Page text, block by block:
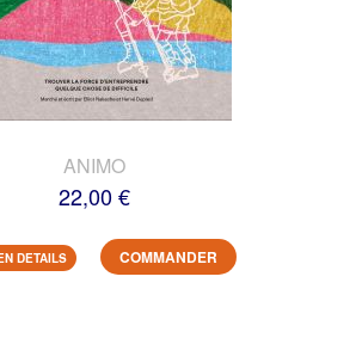
ANIMO
22,00 €
DETAILS COMMANDER